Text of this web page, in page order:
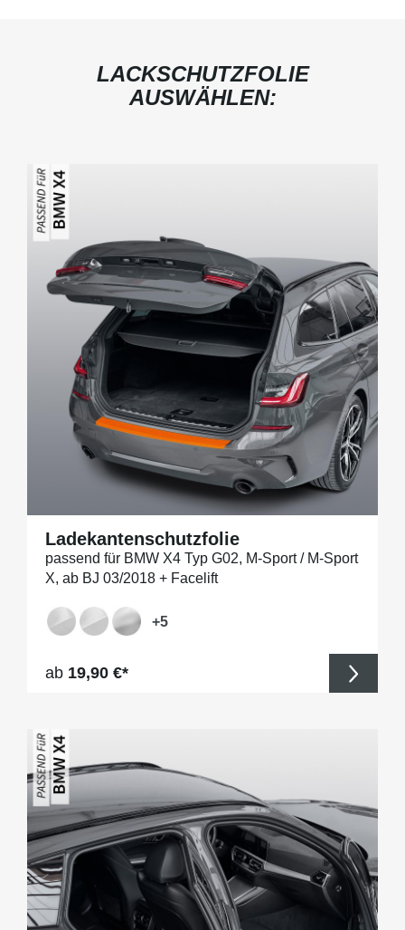
LACKSCHUTZFOLIE
AUSWÄHLEN:
Ladekantenschutzfolie
passend für BMW X4 Typ G02, M-Sport / M-Sport
X, ab BJ 03/2018 + Facelift
+5
Regulärer Preis:
ab 19,90 €*